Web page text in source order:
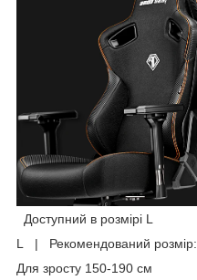
Доступний в розмірі L
L | Рекомендований розмір:
Для зросту 150-190 см